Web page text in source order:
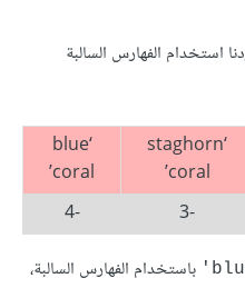
استخدام الفهارس السالبة
‘staghorn
coral’
‘blue
coral’
-3
-4
باستخدام الفهارس السالبة،